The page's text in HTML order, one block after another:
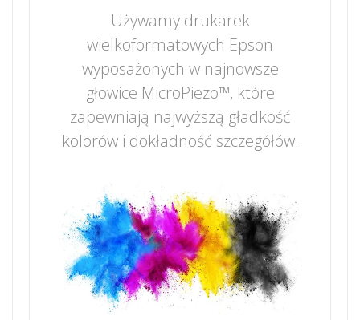
Używamy drukarek
wielkoformatowych Epson
wyposażonych w najnowsze
głowice MicroPiezo™, które
zapewniają najwyższą gładkość
kolorów i dokładność szczegółów.